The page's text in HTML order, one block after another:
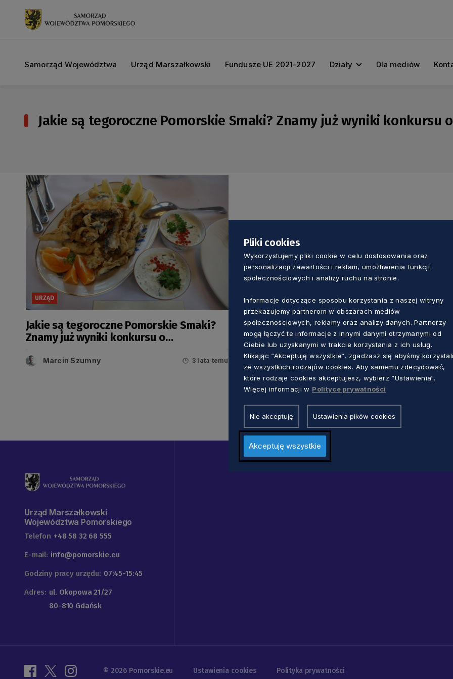
Samorząd Województwa Urząd Marszałkowski Fundusze UE 2021-2027 Działy Dla mediów
Jakie są tegoroczne Pomorskie Smaki? Znamy już wyniki konkursu
URZĄD
Jakie są tegoroczne Pomorskie Smaki?
Znamy już wyniki konkursu o
Marcin Szumny 3 lata temu
Urząd Marszałkowski
Województwa Pomorskiego
Telefon +48 58 32 68 555
E-mail: info@pomorskie.eu
Godziny pracy urzędu: 07:45-15:45
Adres: ul. Okopowa 21/27
80-810 Gdańsk
© 2026 Pomorskie.eu Ustawienia cookies Polityka prywatności
Pliki cookies
Wykorzystujemy pliki cookie w celu dostosowania oraz
personalizacji zawartości i reklam, umożliwienia funkcji
społecznościowych i analizy ruchu na stronie.
Informacje dotyczące sposobu korzystania z naszej witryny
przekazujemy partnerom w obszarach mediów
społecznościowych, reklamy oraz analizy danych. Partnerzy
mogą łączyć te informacje z innymi danymi otrzymanymi od
Ciebie lub uzyskanymi w trakcie korzystania z ich usług.
Klikając “Akceptuję wszystkie“, zgadzasz się abyśmy
ze wszystkich rodzajów cookies. Aby samemu zdecydować,
które rodzaje cookies akceptujesz, wybierz “Ustawienia“.
Więcej informacji w Polityce prywatności
Nie akceptuję Ustawienia pików cookies
Akceptuję wszystkie